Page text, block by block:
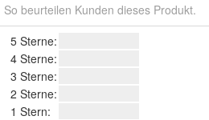
So beurteilen Kunden dieses Produkt.
5 Sterne:
4 Sterne:
3 Sterne:
2 Sterne:
1 Stern: